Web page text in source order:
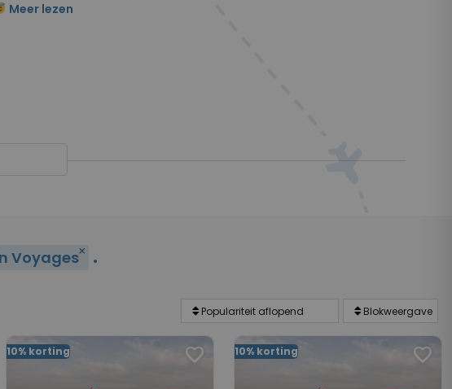
Meer lezen
Voyagesclose .
10% korting favorite 10% korting favorite